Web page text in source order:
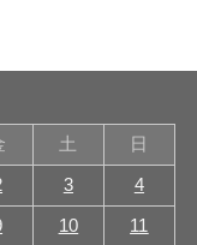
土 日
3 4
10 11